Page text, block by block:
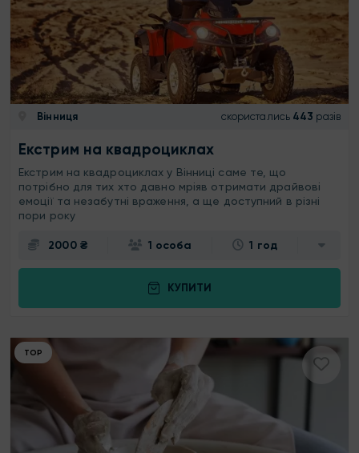
Вінниця скористались 443 разів
Екстрим на квадроциклах
Екстрим на квадроциклах у Вінниці саме те, що
потрібно для тих хто давно мріяв отримати драйвові
емоції та незабутні враження, а ще доступний в різні
пори року
2000 ₴ 1 особа 1 год
КУПИТИ
ТОР